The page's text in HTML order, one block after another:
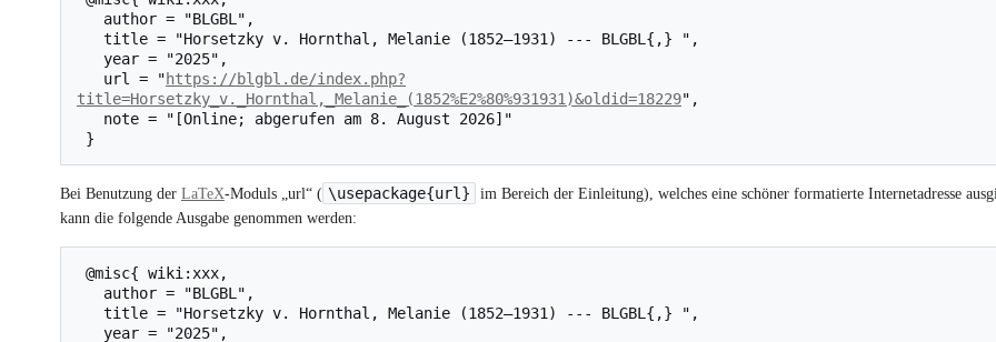
   url = "
https://blgbl.de/index.php?
title=Horsetzky_v._Hornthal,_Melanie_(1852%E2%80%931931)&oldid=18229",
Bei Benutzung der LaTeX-Moduls „url“ ( \usepackage{url}
im Bereich der Einleitung), welches eine schöner formatierte Internetadresse
kann die folgende Ausgabe genommen werden: